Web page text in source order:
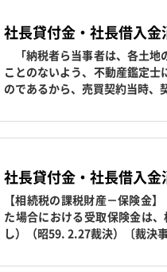
社長貸付金・社長借入
「納税者ら当事者は、各土地
ことのないよう、不動産鑑定
のであるから、売買契約当時
社長貸付金・社長借入
【相続税の課税財産－保険金
た場合における受取保険金は
し）（昭59. 2.27裁決）〔裁決